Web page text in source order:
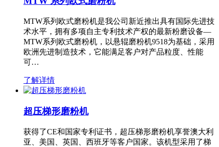
MTW系列欧式磨粉机是我公司新近推出具有国际先进技
术水平，拥有多项自主专利技术产权的最新粉磨设备—
MTW系列欧式磨粉机，以悬辊磨粉机9518为基础，采用
欧洲先进制造技术，它能满足客户对产品粒度、性能
可…
了解详情
超压梯形磨粉机
获得了CE和国家专利证书，超压梯形磨粉机享誉澳大利
亚、美国、英国、西班牙等客户国家。该机型采用了梯